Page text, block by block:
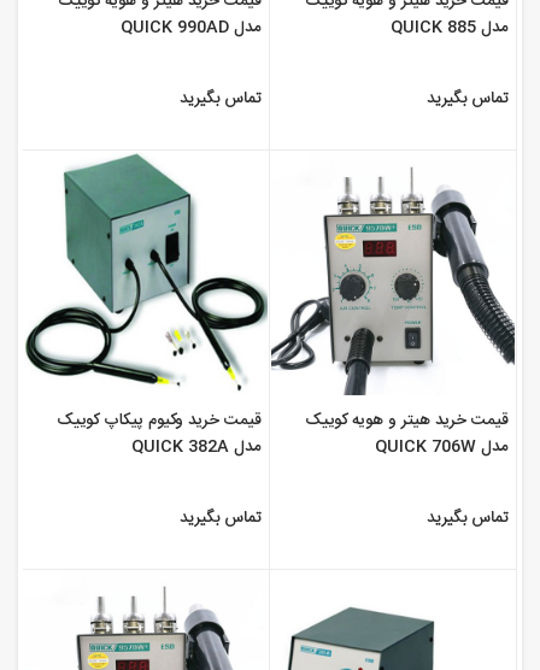
مدل QUICK 885
تماس بگیرید
مدل QUICK 990AD
تماس بگیرید
قیمت خرید هیتر و هویه کوییک
مدل QUICK 706W
تماس بگیرید
قیمت خرید وکیوم پیکاپ کوییک
مدل QUICK 382A
تماس بگیرید